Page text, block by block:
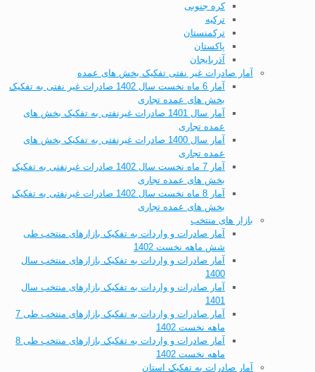
کره جنوبی
ترکیه
ترکمنستان
پاکستان
آذربایجان
آمار صادرات غیر نفتی تفکیک بخش های عمده
آمار 6 ماه نخست سال 1402 صادرات غیر نفتی به تفکیک
بخش های عمده تجاری
آمار سال 1401 صادرات غیرنفتی به تفکیک بخش های
عمده تجاری
آمار سال 1400 صادرات غیرنفتی به تفکیک بخش های
عمده تجاری
آمار 7 ماه نخست سال 1402 صادرات غیرنفتی به تفکیک
بخش های عمده تجاری
آمار 8 ماه نخست سال 1402 صادرات غیرنفتی به تفکیک
بخش های عمده تجاری
بازار های منتخب
آمار صادرات و واردات به تفکیک بازارهای منتخب طی
شش ماهه نخست 1402
آمار صادرات و واردات به تفکیک بازارهای منتخب سال
1400
آمار صادرات و واردات به تفکیک بازارهای منتخب سال
1401
آمار صادرات و واردات به تفکیک بازارهای منتخب طی 7
ماهه نخست 1402
آمار صادرات و واردات به تفکیک بازارهای منتخب طی 8
ماهه نخست 1402
آمار صادرات به تفکیک استان